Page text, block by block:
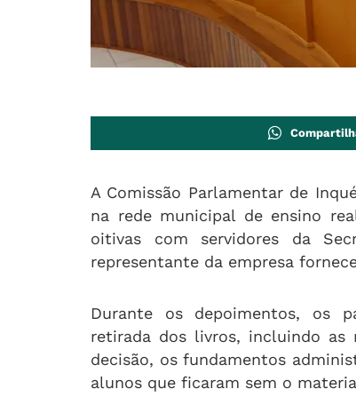
A Comissão Parlamentar de
na rede municipal de ensino
oitivas com servidores da
representante da empresa
Durante os depoimentos, os
retirada dos livros, incluindo as
decisão, os fundamentos
alunos que ficaram sem o